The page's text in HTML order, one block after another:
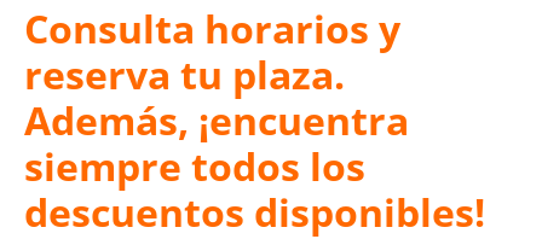
Consulta horarios y
reserva tu plaza.
Además, ¡encuentra
siempre todos los
descuentos disponibles!